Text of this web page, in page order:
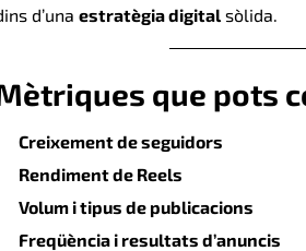
d’una estratègia digital sòlida.
que pots
Creixement de seguidors
Rendiment de Reels
Volum i tipus de publicacions
Freqüència i resultats d’anuncis